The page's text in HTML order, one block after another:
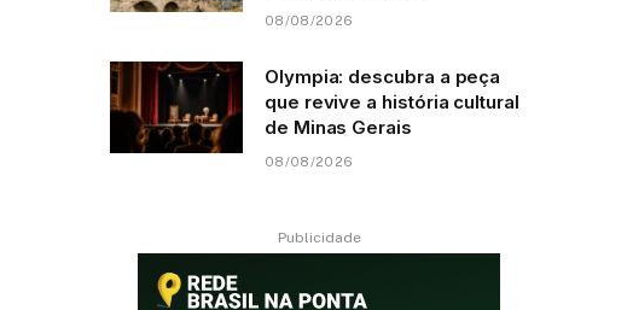
08/08/2026
Olympia: descubra a peça
que revive a história cultural
de Minas Gerais
08/08/2026
Publicidade